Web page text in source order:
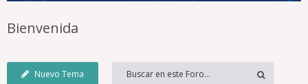
Bienvenida
Nuevo Tema